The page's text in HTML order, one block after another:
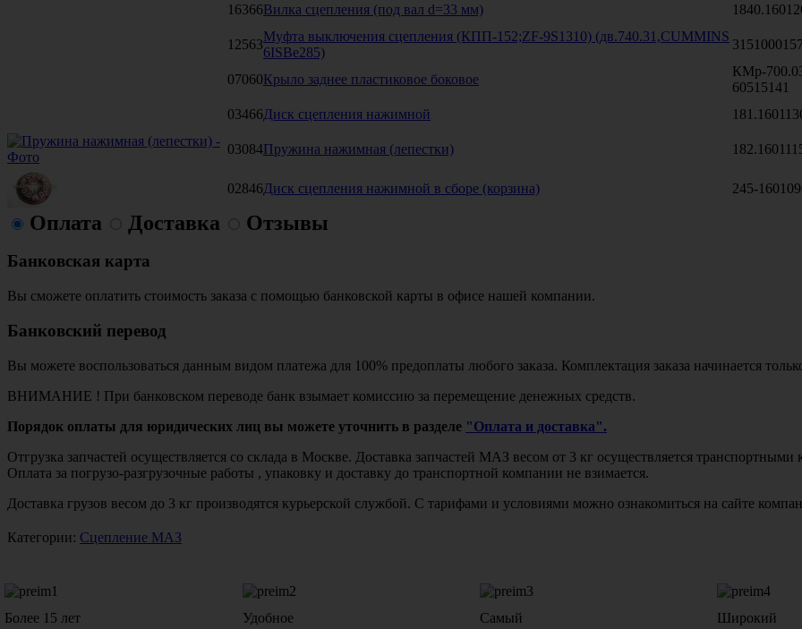
16366Вилка сцепления (под вал d=33 мм)
12563
Муфта выключения сцепления (КПП-152;ZF-9S1310) (дв.740.31,CUMMINS
6ISBe285)
07060Крыло заднее пластиковое боковое
КМр-
60515141
03466Диск сцепления нажимной
03084Пружина нажимная (лепестки)
02846Диск сцепления нажимной в сборе (корзина) 245-
Оплата Доставка Отзывы
Банковская карта
Вы сможете оплатить стоимость заказа с помощью банковской карты в офисе нашей компании.
Банковский перевод
Вы можете воспользоваться данным видом платежа для 100% предоплаты любого заказа. Комплектация заказа начинается
ВНИМАНИЕ ! При банковском переводе банк взымает комиссию за перемещение денежных средств.
Порядок оплаты для юридических лиц вы можете уточнить в разделе "Оплата и доставка".
Отгрузка запчастей осуществляется со склада в Москве. Доставка запчастей МАЗ весом от 3 кг осуществляется
Оплата за погрузо-разгрузочные работы , упаковку и доставку до транспортной компании не взимается.
Доставка грузов весом до 3 кг производятся курьерской службой. С тарифами и условиями можно ознакомиться на сайте
Категории: Сцепление МАЗ
Более 15 лет
Удобное
Самый
Широкий